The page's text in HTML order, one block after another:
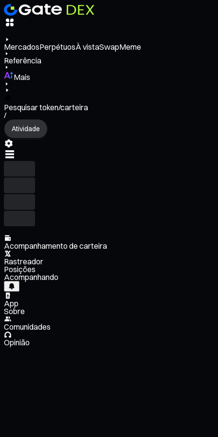
MercadosPerpétuosÀ vistaSwapMeme
Referência
Mais
Pesquisar token/carteira
/
Atividade
Acompanhamento de carteira
Rastreador
Posições
Acompanhando
App
Sobre
Comunidades
Opinião